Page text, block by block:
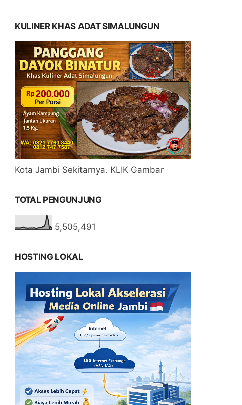
KULINER KHAS ADAT SIMALUNGUN
Kota Jambi Sekitarnya. KLIK Gambar
TOTAL PENGUNJUNG
5,505,491
HOSTING LOKAL